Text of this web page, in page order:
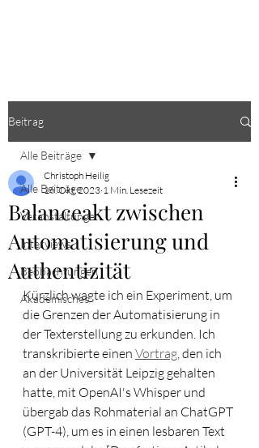
Beitrag
Alle Beiträge
Veranstaltungen
Interviews
Beobachtungen
Akademisches
Alle Beiträge
Balanceakt zwischen
Automatisierung und
Authentizität
Christoph Heilig
16. Okt. 2023 1 Min. Lesezeit
Kürzlich wagte ich ein Experiment, um
die Grenzen der Automatisierung in
der Texterstellung zu erkunden. Ich
transkribierte einen Vortrag, den ich
an der Universität Leipzig gehalten
hatte, mit OpenAI's Whisper und
übergab das Rohmaterial an ChatGPT
(GPT-4), um es in einen lesbaren Text